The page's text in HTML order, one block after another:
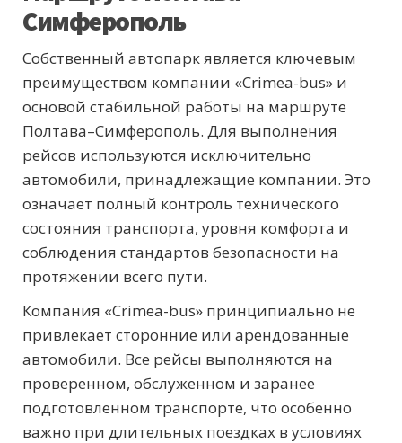
Симферополь
Собственный автопарк является ключевым
преимуществом компании «Crimea-bus» и
основой стабильной работы на маршруте
Полтава–Симферополь. Для выполнения
рейсов используются исключительно
автомобили, принадлежащие компании. Это
означает полный контроль технического
состояния транспорта, уровня комфорта и
соблюдения стандартов безопасности на
протяжении всего пути.
Компания «Crimea-bus» принципиально не
привлекает сторонние или арендованные
автомобили. Все рейсы выполняются на
проверенном, обслуженном и заранее
подготовленном транспорте, что особенно
важно при длительных поездках в условиях